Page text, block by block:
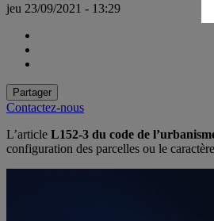
jeu 23/09/2021 - 13:29
Partager
Contactez-nous
L’article L152-3 du code de
configuration des parcelles ou le